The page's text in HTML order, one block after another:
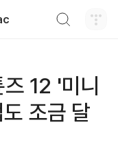
12 '미니
조금 달